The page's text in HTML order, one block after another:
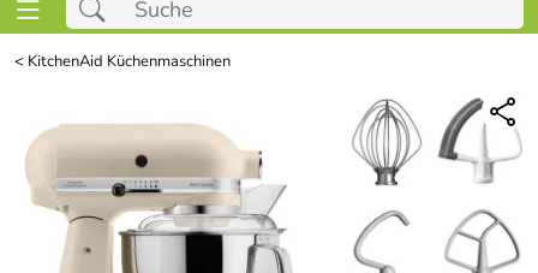
< KitchenAid Küchenmaschinen